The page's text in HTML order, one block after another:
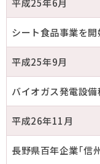
平成25年6月
シート食品事業を開
平成25年9月
バイオガス発電設備
平成26年11月
長野県百年企業｢信